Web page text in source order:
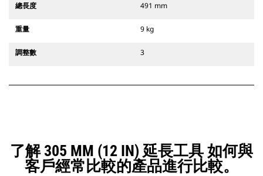
總長度 491 mm
重量 9 kg
調整數 3
了解 305 MM (12 IN) 延長工具 如何與
客戶經常比較的產品進行比較。